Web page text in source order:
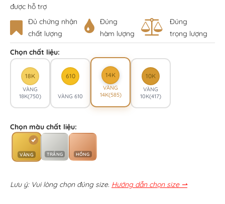
được hỗ trợ
Đủ chứng nhận
chất lượng
Đúng
hàm lượng
Đúng
trọng lượng
Chọn chất liệu:
18K
VÀNG
18K(750)
610
VÀNG 610
14K
VÀNG
14K(585)
10K
VÀNG
10K(417)
Chọn màu chất liệu:
VÀNG TRẮNG HỒNG
Lưu ý: Vui lòng chọn đúng size. Hướng dẫn chọn size ⇀